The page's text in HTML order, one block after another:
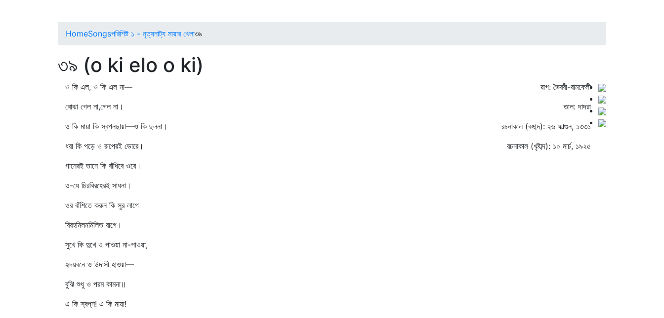
HomeSongsপরিশিষ্ট ১ - নৃত্যনাট্য মায়ার খেলা৩৯
৩৯ (o ki elo o ki)
ও কি এল, ও কি এল না—
বোঝা গেল না,গেল না।
ও কি মায়া কি স্বপনছায়া—ও কি ছলনা।
ধরা কি পড়ে ও রূপেরই ডোরে।
গানেরই তানে কি বাঁধিবে ওরে।
ও-যে চিরবিরহেরই সাধনা।
ওর বাঁশিতে করুন কি সুর লাগে
বিরহমিলনমিলিত রাগে।
সুখে কি দুখে ও পাওয়া না-পাওয়া,
হৃদয়বনে ও উদাসী হাওয়া—
বুঝি শুধু ও পরম কামনা॥
এ কি স্বপ্ন! এ কি মায়া!
রাগ: ভৈরবী-রামকেলী
তাল: দাদরা
রচনাকাল (বঙ্গাব্দ): ২৬ ফাল্গুন, ১৩৩১
রচনাকাল (খৃষ্টাব্দ): ১০ মার্চ, ১৯২৫